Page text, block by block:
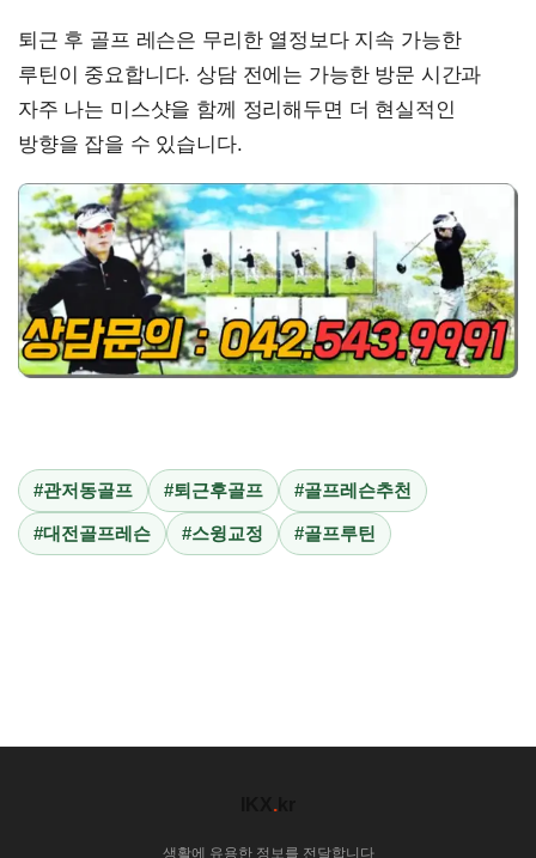
퇴근 후 골프 레슨은 무리한 열정보다 지속 가능한
루틴이 중요합니다. 상담 전에는 가능한 방문 시간과
자주 나는 미스샷을 함께 정리해두면 더 현실적인
방향을 잡을 수 있습니다.
#관저동골프 #퇴근후골프 #골프레슨추천
#대전골프레슨 #스윙교정 #골프루틴
.
생활에 유용한 정보를 전달합니다